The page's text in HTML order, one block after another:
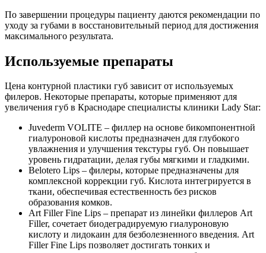
По завершении процедуры пациенту даются рекомендации по
уходу за губами в восстановительный период для достижения
максимального результата.
Используемые препараты
Цена контурной пластики губ зависит от используемых
филеров. Некоторые препараты, которые применяют для
увеличения губ в Краснодаре специалисты клиники Lady Star:
Juvederm VOLITE – филлер на основе бикомпонентной
гиалуроновой кислоты предназначен для глубокого
увлажнения и улучшения текстуры губ. Он повышает
уровень гидратации, делая губы мягкими и гладкими.
Belotero Lips – филеры, которые предназначены для
комплексной коррекции губ. Кислота интегрируется в
ткани, обеспечивая естественность без рисков
образования комков.
Art Filler Fine Lips – препарат из линейки филлеров Art
Filler, сочетает биодеградируемую гиалуроновую
кислоту и лидокаин для безболезненного введения. Art
Filler Fine Lips позволяет достигать тонких и